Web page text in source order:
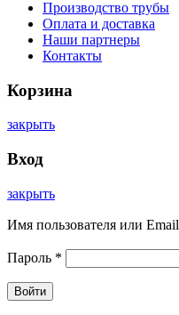
Производство трубы
Оплата и доставка
Наши партнеры
Контакты
Корзина
закрыть
Вход
закрыть
Имя пользователя или Email
Пароль *
Войти